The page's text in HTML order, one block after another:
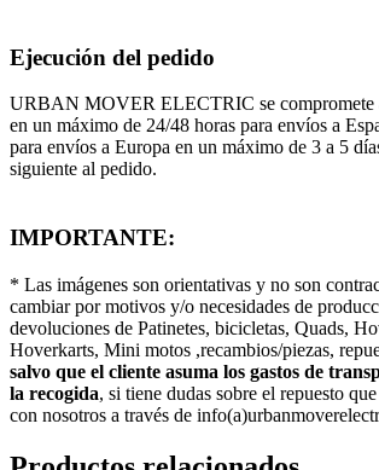
Ejecución del pedido
URBAN MOVER ELECTRIC se compromete
en un máximo de 24/48 horas para envíos a
para envíos a Europa en un máximo de 3 a 5
siguiente al pedido.
IMPORTANTE:
* Las imágenes son orientativas y no son
cambiar por motivos y/o necesidades de
devoluciones de Patinetes, bicicletas, Quads,
Hoverkarts, Mini motos ,recambios/piezas,
salvo que el cliente asuma los gastos de
la recogida, si tiene dudas sobre el repuesto
con nosotros a través de